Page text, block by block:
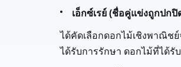
เอ็กซ์เรย์ (ชื่อคู่แข่งถูกปกปิ
ได้คัดเลือกดอกไม้เชิงพาณิช
ได้รับการรักษา ดอกไม้ที่ได้รั